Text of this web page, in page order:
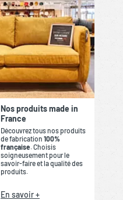
Nos produits made in
France
Découvrez tous nos produits
de fabrication 100%
française . Choisis
soigneusement pour le
savoir-faire et la qualité des
produits.
En savoir +